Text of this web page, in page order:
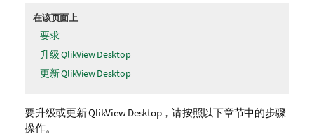
在该页面上
要求
升级 QlikView Desktop
更新 QlikView Desktop
要升级或更新QlikView Desktop，请按照以下章节中的步骤
操作。